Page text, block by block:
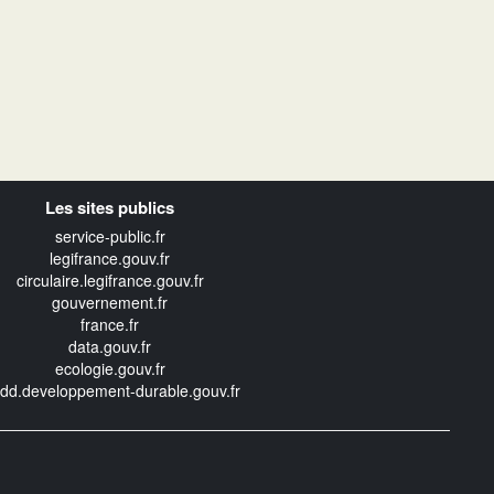
Les sites publics
service-public.fr
legifrance.gouv.fr
circulaire.legifrance.gouv.fr
gouvernement.fr
france.fr
data.gouv.fr
ecologie.gouv.fr
durable.gouv.fr